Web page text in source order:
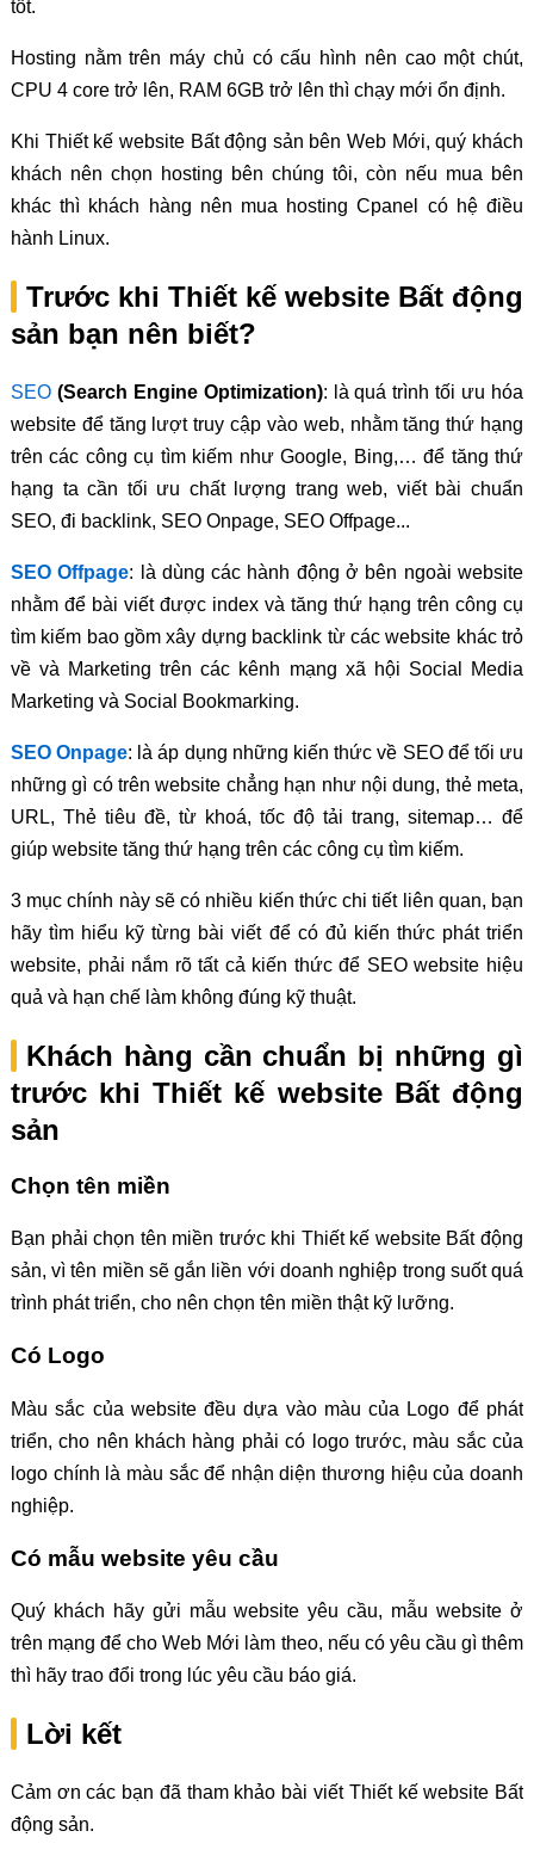
tốt.
Hosting nằm trên máy chủ có cấu hình nên cao một chút,
CPU 4 core trở lên, RAM 6GB trở lên thì chạy mới ổn định.
Khi Thiết kế website Bất động sản bên Web Mới, quý khách
khách nên chọn hosting bên chúng tôi, còn nếu mua bên
khác thì khách hàng nên mua hosting Cpanel có hệ điều
hành Linux.
Trước khi Thiết kế website Bất động
sản bạn nên biết?
SEO(Search Engine Optimization): là quá trình tối ưu hóa
website để tăng lượt truy cập vào web, nhằm tăng thứ hạng
trên các công cụ tìm kiếm như Google, Bing,… để tăng thứ
hạng ta cần tối ưu chất lượng trang web, viết bài chuẩn
SEO, đi backlink, SEO Onpage, SEO Offpage...
SEO Offpage: là dùng các hành động ở bên ngoài website
nhằm để bài viết được index và tăng thứ hạng trên công cụ
tìm kiếm bao gồm xây dựng backlink từ các website khác trỏ
về và Marketing trên các kênh mạng xã hội Social Media
Marketing và Social Bookmarking.
SEO Onpage: là áp dụng những kiến thức về SEO để tối ưu
những gì có trên website chẳng hạn như nội dung, thẻ meta,
URL, Thẻ tiêu đề, từ khoá, tốc độ tải trang, sitemap… để
giúp website tăng thứ hạng trên các công cụ tìm kiếm.
3 mục chính này sẽ có nhiều kiến thức chi tiết liên quan, bạn
hãy tìm hiểu kỹ từng bài viết để có đủ kiến thức phát triển
website, phải nắm rõ tất cả kiến thức để SEO website hiệu
quả và hạn chế làm không đúng kỹ thuật.
Khách hàng cần chuẩn bị những gì
trước khi Thiết kế website Bất động
sản
Chọn tên miền
Bạn phải chọn tên miền trước khi Thiết kế website Bất động
sản, vì tên miền sẽ gắn liền với doanh nghiệp trong suốt quá
trình phát triển, cho nên chọn tên miền thật kỹ lưỡng.
Có Logo
Màu sắc của website đều dựa vào màu của Logo để phát
triển, cho nên khách hàng phải có logo trước, màu sắc của
logo chính là màu sắc để nhận diện thương hiệu của doanh
nghiệp.
Có mẫu website yêu cầu
Quý khách hãy gửi mẫu website yêu cầu, mẫu website ở
trên mạng để cho Web Mới làm theo, nếu có yêu cầu gì thêm
thì hãy trao đổi trong lúc yêu cầu báo giá.
Lời kết
Cảm ơn các bạn đã tham khảo bài viết Thiết kế website Bất
động sản.